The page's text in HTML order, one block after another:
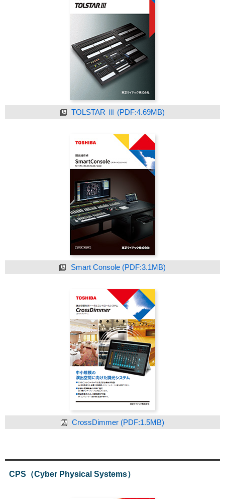
TOLSTAR Ⅲ (PDF:4.69MB)
Smart Console (PDF:3.1MB)
CrossDimmer (PDF:1.5MB)
CPS（Cyber Physical Systems）